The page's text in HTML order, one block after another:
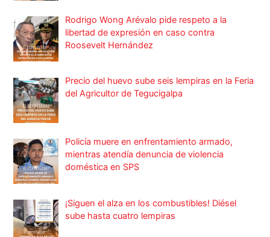
Rodrigo Wong Arévalo pide respeto a la
libertad de expresión en caso contra
Roosevelt Hernández
Precio del huevo sube seis lempiras en la Feria
del Agricultor de Tegucigalpa
Policía muere en enfrentamiento armado,
mientras atendía denuncia de violencia
doméstica en SPS
¡Siguen el alza en los combustibles! Diésel
sube hasta cuatro lempiras